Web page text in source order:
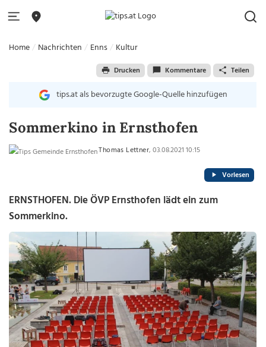
Home Nachrichten Enns Kultur
Drucken Kommentare Teilen
tips.at als bevorzugte Google-Quelle hinzufügen
Sommerkino in Ernsthofen
Thomas Lettner, 03.08.2021 10:15
Vorlesen
ERNSTHOFEN. Die ÖVP Ernsthofen lädt ein zum
Sommerkino.